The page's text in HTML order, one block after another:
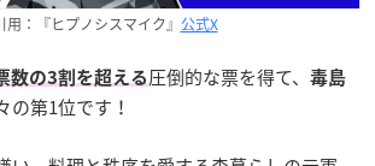
用：『ヒプノシスマイク』 公式X
数の3割を超える 圧倒的な票を得て、
毒島
の第1位です！